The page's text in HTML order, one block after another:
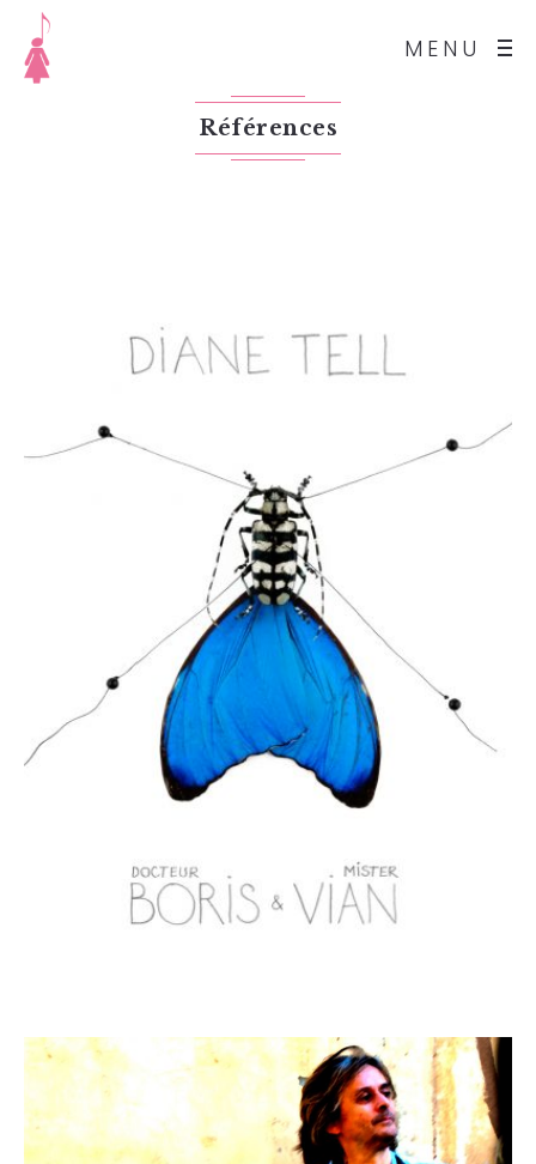
MENU
Références